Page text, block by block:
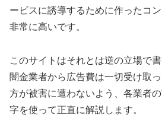
ービスに誘導するために作ったコ
非常に高いです。
このサイトはそれとは逆の立場で
闇金業者から広告費は一切受け取
方が被害に遭わないよう、各業者
字を使って正直に解説します。